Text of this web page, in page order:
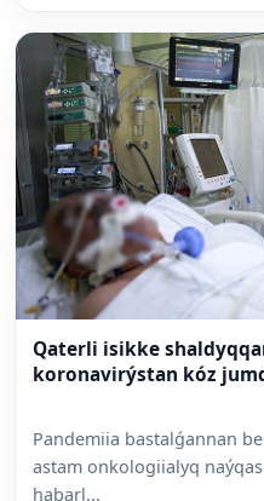
Qaterli isikke
koronavirýstan kóz
Pandemiia bastalǵannan
astam onkologiialyq
habarl...